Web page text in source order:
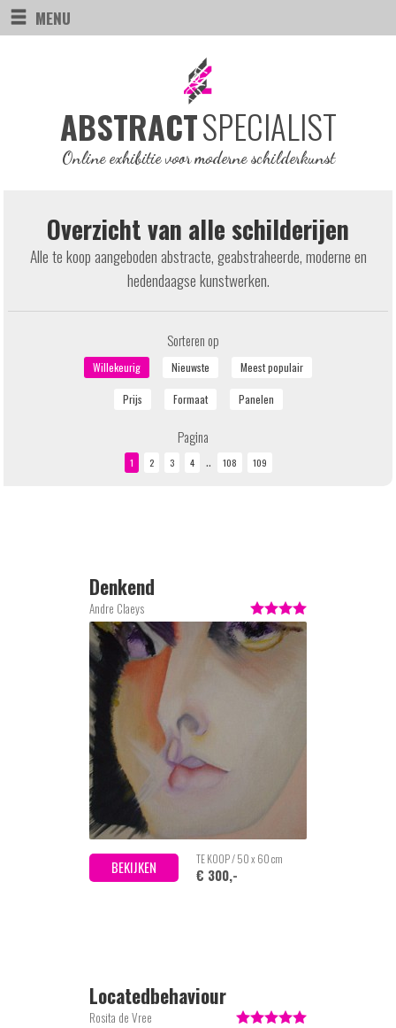
MENU
ABSTRACTSPECIALIST
Online exhibitie voor moderne schilderkunst
Overzicht van alle schilderijen
Alle te koop aangeboden abstracte, geabstraheerde, moderne en
hedendaagse kunstwerken.
Sorteren op
Pagina
..
Denkend
Andre Claeys
BEKIJKEN TE KOOP / 50 x 60 cm
€ 300,-
Locatedbehaviour
Rosita de Vree